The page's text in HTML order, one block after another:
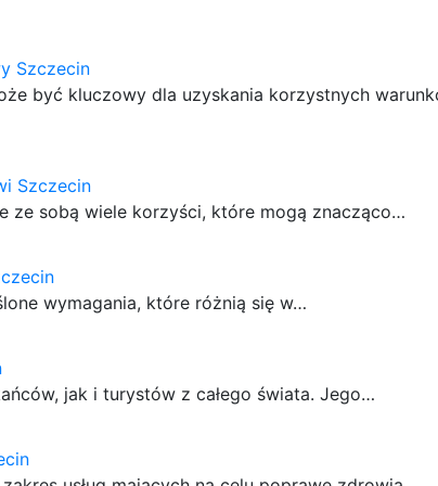
Szczecin
być kluczowy dla uzyskania korzystnych
Szczecin
ze sobą wiele korzyści, które mogą znacząco…
wymagania, które różnią się w…
jak i turystów z całego świata. Jego…